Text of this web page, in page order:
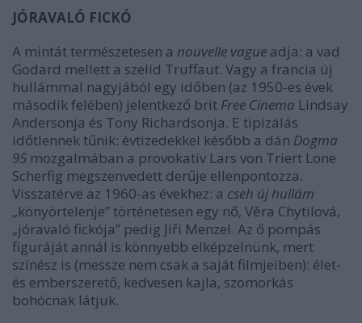
JÓRAVALÓ FICKÓ
A mintát természetesen a nouvelle vague adja: a vad
Godard mellett a szelíd Truffaut. Vagy a francia új
hullámmal nagyjából egy időben (az 1950-es évek
második felében) jelentkező brit Free Cinema Lindsay
Andersonja és Tony Richardsonja. E tipizálás
időtlennek tűnik: évtizedekkel később a dán Dogma
95 mozgalmában a provokatív Lars von Triert Lone
Scherfig megszenvedett derűje ellenpontozza.
Visszatérve az 1960-as évekhez: a cseh új hullám
„könyörtelenje” történetesen egy nő, Věra Chytilová,
„jóravaló fickója” pedig Jiří Menzel. Az ő pompás
figuráját annál is könnyebb elképzelnünk, mert
színész is (messze nem csak a saját filmjeiben): élet-
és emberszerető, kedvesen kajla, szomorkás
bohócnak látjuk.